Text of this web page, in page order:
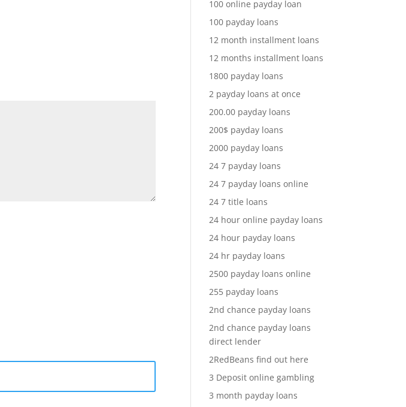
100 online payday loan
100 payday loans
12 month installment loans
12 months installment loans
1800 payday loans
2 payday loans at once
200.00 payday loans
200$ payday loans
2000 payday loans
24 7 payday loans
24 7 payday loans online
24 7 title loans
24 hour online payday loans
24 hour payday loans
24 hr payday loans
2500 payday loans online
255 payday loans
2nd chance payday loans
2nd chance payday loans
direct lender
2RedBeans find out here
3 Deposit online gambling
3 month payday loans